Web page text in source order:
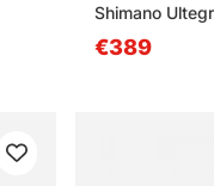
Shimano
€389